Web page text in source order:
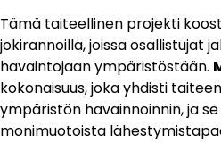
Tämä taiteellinen projekti
jokirannoilla, joissa osallistujat
havaintojaan ympäristöstään.
kokonaisuus, joka yhdisti
ympäristön havainnoinnin, ja
monimuotoista